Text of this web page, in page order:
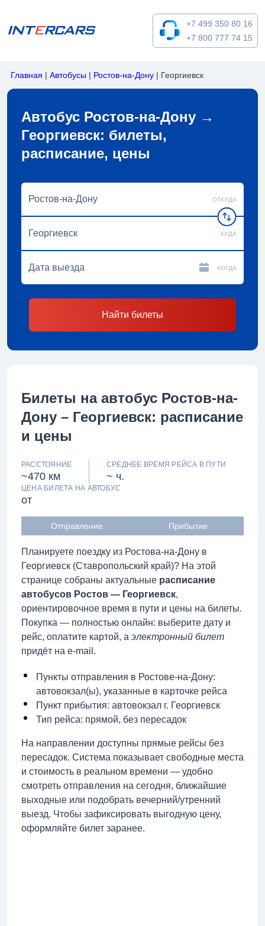
+7 499 350 80 16
+7 800 777 74 15
Главная |Автобусы | Ростов-на-Дону | Георгиевск
Автобус Ростов-на-Дону →
Георгиевск: билеты,
расписание, цены
ОТКУДА
КУДА
КОГДА
Найти билеты
Билеты на автобус Ростов-на-
Дону – Георгиевск: расписание
и цены
РАССТОЯНИЕ
~470 км
СРЕДНЕЕ ВРЕМЯ РЕЙСА В ПУТИ
~ ч.
ЦЕНА БИЛЕТА НА АВТОБУС
от
Отправление Прибытие
Планируете поездку из Ростова-на-Дону в
Георгиевск (Ставропольский край)? На этой
странице собраны актуальные расписание
автобусов Ростов — Георгиевск,
ориентировочное время в пути и цены на билеты.
Покупка — полностью онлайн: выберите дату и
рейс, оплатите картой, а электронный билет
придёт на e-mail.
Пункты отправления в Ростове-на-Дону:
автовокзал(ы), указанные в карточке рейса
Пункт прибытия: автовокзал г. Георгиевск
Тип рейса: прямой, без пересадок
На направлении доступны прямые рейсы без
пересадок. Система показывает свободные места
и стоимость в реальном времени — удобно
смотреть отправления на сегодня, ближайшие
выходные или подобрать вечерний/утренний
выезд. Чтобы зафиксировать выгодную цену,
оформляйте билет заранее.